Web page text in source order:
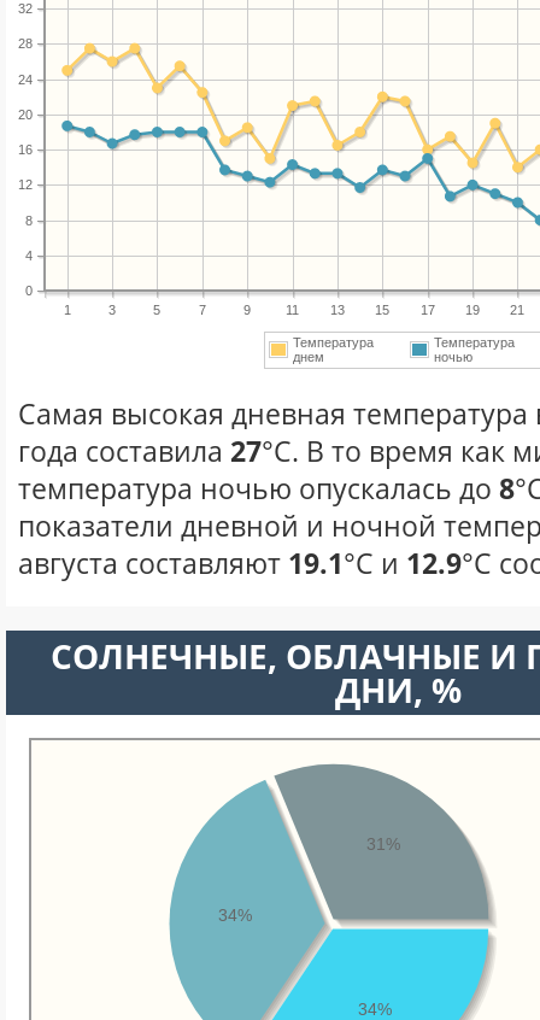
1 3 5 7 9 11 13 15 17 19 21
0
4
8
12
16
20
24
28
32
Температура
днем
Температура
ночью
Самая высокая дневная температура
года составила 27°С. В то время как
температура ночью опускалась до 8
показатели дневной и ночной
августа составляют 19.1°С и 12.9°С
CОЛНЕЧНЫЕ, ОБЛАЧНЫЕ И
ДНИ, %
34%
34%
31%